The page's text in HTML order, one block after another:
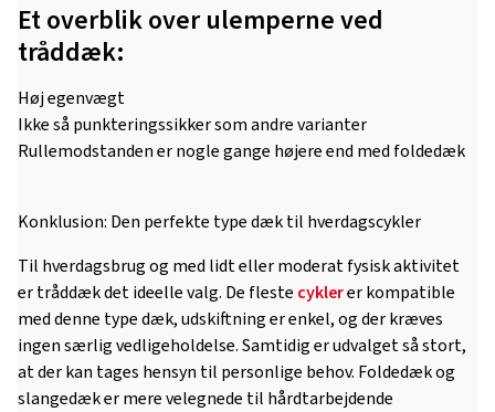
Et overblik over ulemperne ved
tråddæk:
Høj egenvægt
Ikke så punkteringssikker som andre varianter
Rullemodstanden er nogle gange højere end med foldedæk
Konklusion: Den perfekte type dæk til hverdagscykler
Til hverdagsbrug og med lidt eller moderat fysisk aktivitet
er tråddæk det ideelle valg. De fleste cyklerer kompatible
med denne type dæk, udskiftning er enkel, og der kræves
ingen særlig vedligeholdelse. Samtidig er udvalget så stort,
at der kan tages hensyn til personlige behov. Foldedæk og
slangedæk er mere velegnede til hårdtarbejdende